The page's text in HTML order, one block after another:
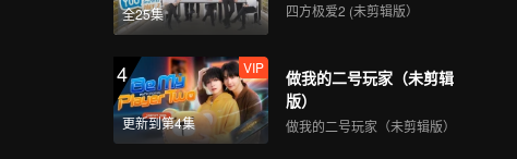
全25集 四方极爱2 (未剪辑版）
4
更新到第4集
VIP
做我的二号玩家（未剪辑
版）
做我的二号玩家（未剪辑版）